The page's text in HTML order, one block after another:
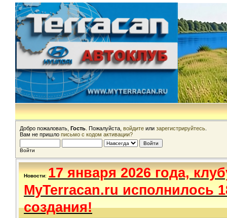
Добро пожаловать, Гость . Пожалуйста, войдите или зарегистрируйтесь
Вам не пришло письмо с кодом активации?
Войти
Новости: 17 января 2026 года,
MyTerracan.ru исполнилось
создания!